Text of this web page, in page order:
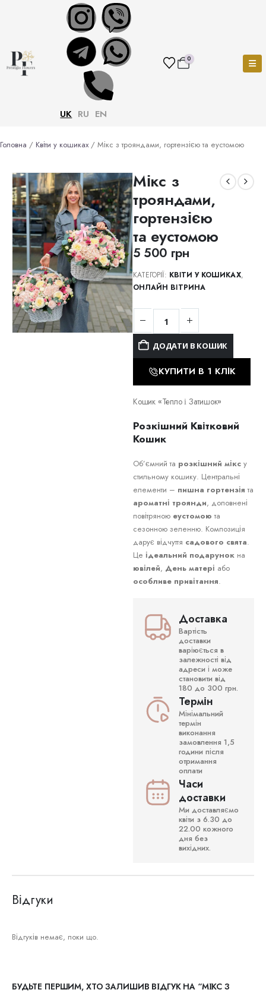
UK RU EN
0
Головна / Квіти у кошиках/ Мікс з трояндами, гортензією та еустомою
Мікс з
трояндами,
гортензією
та еустомою
5 500 грн
КАТЕГОРІЇ: КВІТИ У КОШИКАХ,
ОНЛАЙН ВІТРИНА
ДОДАТИ В КОШИК
КУПИТИ В 1 КЛІК
Кошик «Тепло і Затишок»
Розкішний Квітковий
Кошик
Об’ємний та розкішний мікс у
стильному кошику. Центральні
елементи – пишна гортензія та
ароматні троянди, доповнені
повітряною еустомою та
сезонною зеленню. Композиція
дарує відчуття садового свята.
Це ідеальний подарунок на
ювілей, День матері або
особливе привітання.
Доставка
Вартість
доставки
варіюється в
залежності від
адреси і може
становити від
180 до 300 грн.
Термін
Мінімальний
термін
виконання
замовлення 1,5
години після
отримання
оплати
Часи
доставки
Ми доставляємо
квіти з 6.30 до
22.00 кожного
дня без
вихідних.
Відгуки
Відгуків немає, поки що.
БУДЬТЕ ПЕРШИМ, ХТО ЗАЛИШИВ ВІДГУК НА “МІКС З